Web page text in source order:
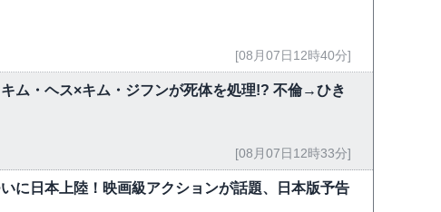
[08月07日12時40分]
ム・ヘス×キム・ジフンが死体を処理!? 不倫→ひき
[08月07日12時33分]
に日本上陸！映画級アクションが話題、日本版予告